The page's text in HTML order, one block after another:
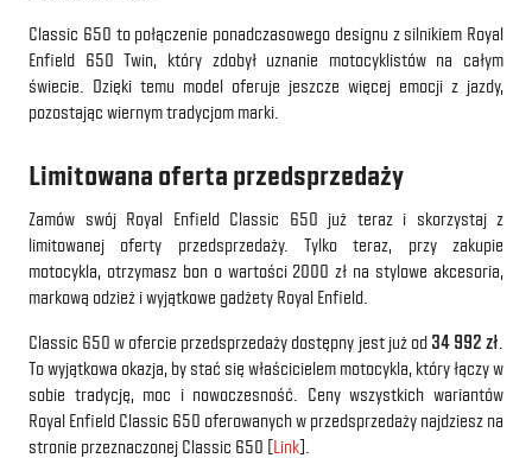
Classic 650 to połączenie ponadczasowego designu z silnikiem Royal
Enfield 650 Twin, który zdobył uznanie motocyklistów na całym
świecie. Dzięki temu model oferuje jeszcze więcej emocji z jazdy,
pozostając wiernym tradycjom marki.
Limitowana oferta przedsprzedaży
Zamów swój Royal Enfield Classic 650 już teraz i skorzystaj z
limitowanej oferty przedsprzedaży. Tylko teraz, przy zakupie
motocykla, otrzymasz bon o wartości 2000 zł na stylowe akcesoria,
markową odzież i wyjątkowe gadżety Royal Enfield.
Classic 650 w ofercie przedsprzedaży dostępny jest już od 34 992 zł
To wyjątkowa okazja, by stać się właścicielem motocykla, który łączy w
sobie tradycję, moc i nowoczesność. Ceny wszystkich wariantów
Royal Enfield Classic 650 oferowanych w przedsprzedaży najdziesz na
stronie przeznaczonej Classic 650 [Link].